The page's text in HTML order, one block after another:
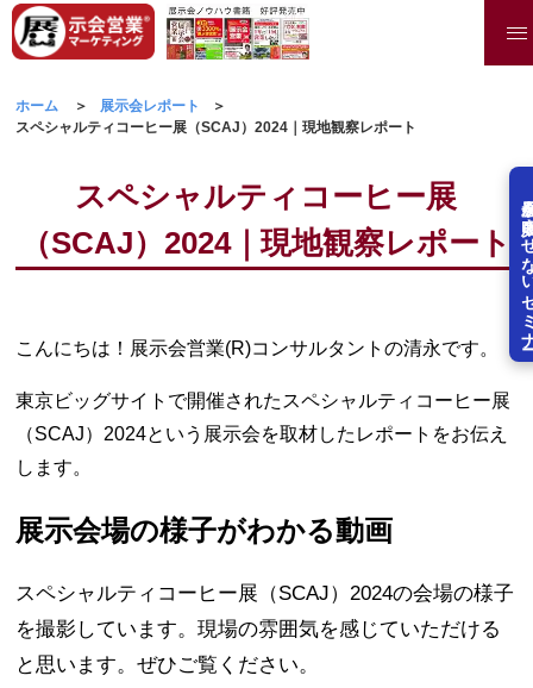
展示会を失
ホーム
展示会レポート
スペシャルティコーヒー展（SCAJ）2024｜現地観察レポート
スペシャルティコーヒー展
（SCAJ）2024｜現地観察レポート
こんにちは！展示会営業(R)コンサルタントの清永です。
東京ビッグサイトで開催されたスペシャルティコーヒー展
（SCAJ）2024という展示会を取材したレポートをお伝え
します。
展示会場の様子がわかる動画
スペシャルティコーヒー展（SCAJ）2024の会場の様子
を撮影しています。現場の雰囲気を感じていただける
と思います。ぜひご覧ください。